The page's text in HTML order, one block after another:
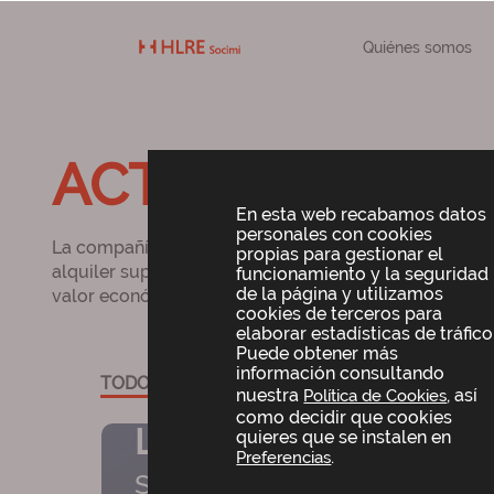
Quiénes somos
ACTIVOS DE
La compañía tiene una cartera de 9 activos (7
alquiler superior a los 420.000 m². Con un modelo
valor económico, social y ambiental en los territorios
TODOS CENTROS COMERCIALES
Lagoh
Sevilla
En esta web recabamos datos
personales con cookies
propias para gestionar el
funcionamiento y la seguridad
de la página y utilizamos
cookies de terceros para
elaborar estadísticas de
Puede obtener más
información consultando
nuestra Política de Cookies, así
como decidir que cookies
quieres que se instalen en
Preferencias.